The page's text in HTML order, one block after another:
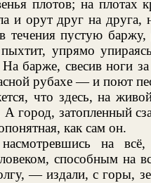
плотов; на плотах
и орут друг на
течения пустую баржу,
упрямо
На барже, свесив ноги
рубахе — и поют
что здесь, на
А город, затопленный
как сам он.
на
способным на
— издали, с горы,